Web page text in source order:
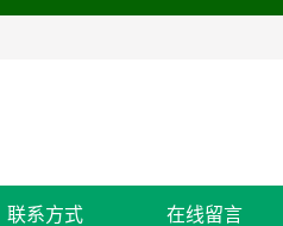
联系方式 在线留言